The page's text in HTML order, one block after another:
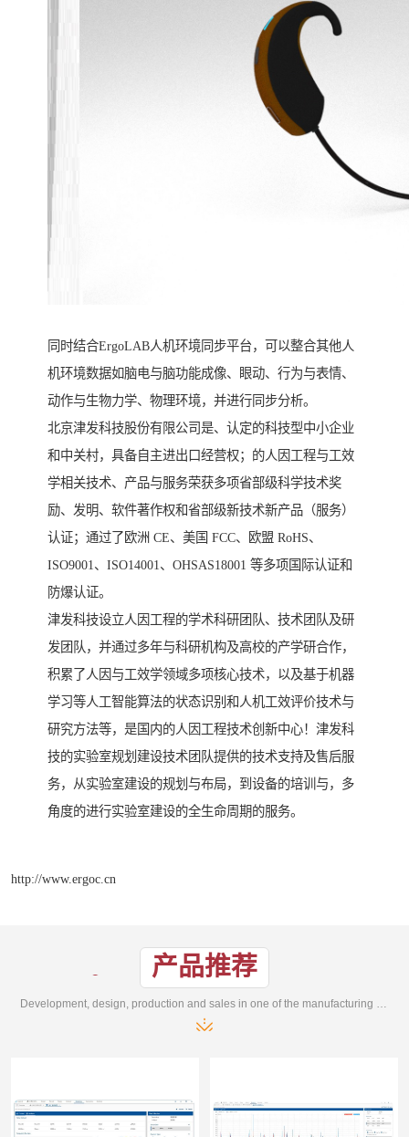
同时结合ErgoLAB人机环境同步平台，可以整合其他人
机环境数据如脑电与脑功能成像、眼动、行为与表情、
动作与生物力学、物理环境，并进行同步分析。
北京津发科技股份有限公司是、认定的科技型中小企业
和中关村，具备自主进出口经营权；的人因工程与工效
学相关技术、产品与服务荣获多项省部级科学技术奖
励、发明、软件著作权和省部级新技术新产品（服务）
认证；通过了欧洲 CE、美国 FCC、欧盟 RoHS、
ISO9001、ISO14001、OHSAS18001 等多项国际认证和
防爆认证。
津发科技设立人因工程的学术科研团队、技术团队及研
发团队，并通过多年与科研机构及高校的产学研合作，
积累了人因与工效学领域多项核心技术，以及基于机器
学习等人工智能算法的状态识别和人机工效评价技术与
研究方法等，是国内的人因工程技术创新中心！津发科
技的实验室规划建设技术团队提供的技术支持及售后服
务，从实验室建设的规划与布局，到设备的培训与，多
角度的进行实验室建设的全生命周期的服务。
http://www.ergoc.cn
产品推荐
Development, design, production and sales in one of the manufacturing enterprises